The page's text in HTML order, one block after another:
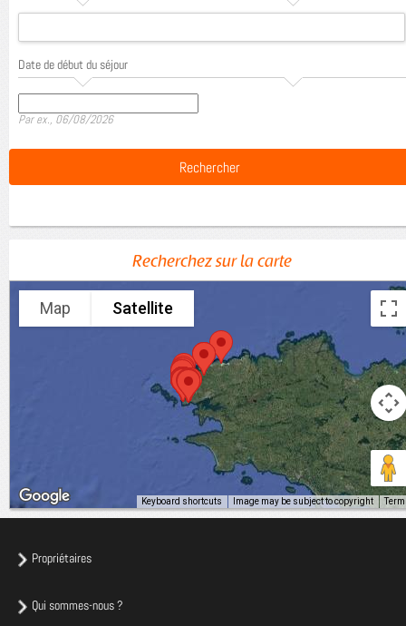
Date de début du séjour
Date
Par ex., 06/08/2026
Recherchez sur la carte
Map Satellite
Keyboard shortcuts Image may be subject to copyright
Propriétaires
Qui sommes-nous ?